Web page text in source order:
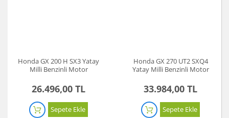
Honda GX 200 H SX3 Yatay
Milli Benzinli Motor
26.496,00 TL
Sepete Ekle
Honda GX 270 UT2 SXQ4
Yatay Milli Benzinli Motor
33.984,00 TL
Sepete Ekle